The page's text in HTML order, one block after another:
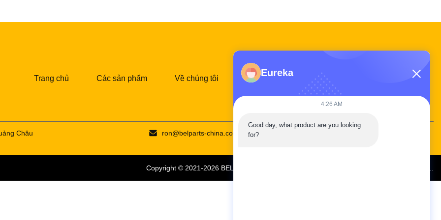
Liên kết nhanh
Trang chủ Các sản phẩm Về chúng tôi Tham quan nhà máy Kiểm soát chất lượng
Liên hệ chúng tôi
Châu ron@belparts-china.com
Copyright © 2021-2026 BELPARTS MACHINERY LIMITED
Eureka
4:26 AM
Good day, what product are you looking
for?